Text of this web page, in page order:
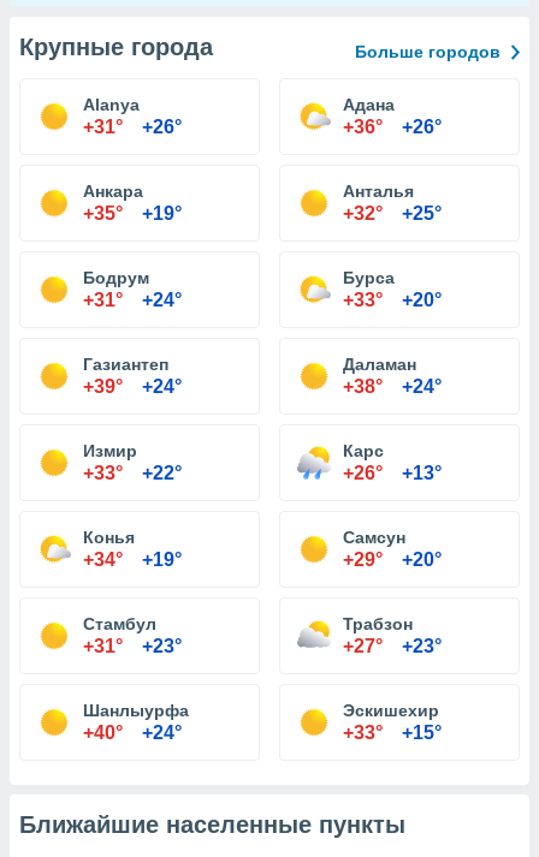
Крупные города Больше городов
Alanya
+31° +26°
Адана
+36° +26°
Анкара
+35° +19°
Анталья
+32° +25°
Бодрум
+31° +24°
Бурса
+33° +20°
Газиантеп
+39° +24°
Даламан
+38° +24°
Измир
+33° +22°
Карс
+26° +13°
Конья
+34° +19°
Самсун
+29° +20°
Стамбул
+31° +23°
Трабзон
+27° +23°
Шанлыурфа
+40° +24°
Эскишехир
+33° +15°
Ближайшие населенные пункты